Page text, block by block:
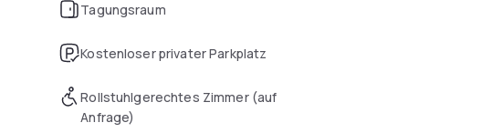
Tagungsraum
Kostenloser privater Parkplatz
Rollstuhlgerechtes Zimmer (auf
Anfrage)